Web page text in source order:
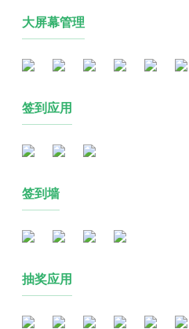
大屏幕管理
签到应用
签到墙
抽奖应用